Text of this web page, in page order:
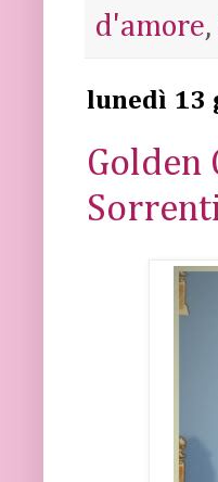
d'amore,
lunedì 13
Golden